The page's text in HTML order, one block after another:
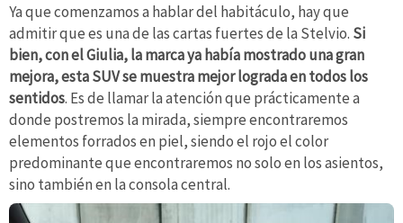
Ya que comenzamos a hablar del habitáculo, hay que
admitir que es una de las cartas fuertes de la Stelvio. Si
bien, con el Giulia, la marca ya había mostrado una gran
mejora, esta SUV se muestra mejor lograda en todos los
sentidos. Es de llamar la atención que prácticamente a
donde postremos la mirada, siempre encontraremos
elementos forrados en piel, siendo el rojo el color
predominante que encontraremos no solo en los asientos,
sino también en la consola central.